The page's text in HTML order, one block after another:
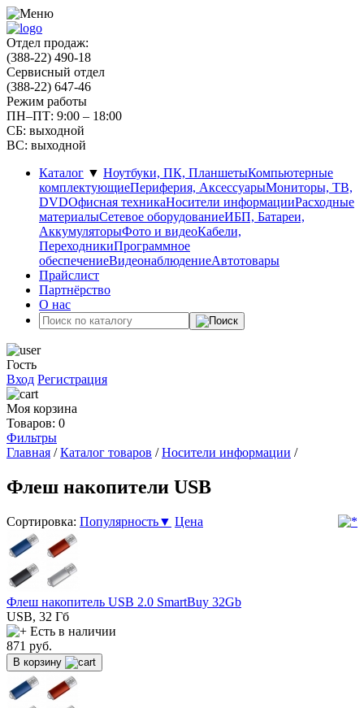
Отдел продаж:
(388-22) 490-18
Сервисный отдел
(388-22) 647-46
Режим работы
ПН–ПТ: 9:00 – 18:00
СБ: выходной
ВС: выходной
Каталог ▼ Ноутбуки, ПК, ПланшетыКомпьютерные
комплектующиеПериферия, АксессуарыМониторы, ТВ,
DVDОфисная техникаНосители информацииРасходные
материалыСетевое оборудованиеИБП, Батареи,
АккумуляторыФото и видеоКабели,
ПереходникиПрограммное
обеспечениеВидеонаблюдениеАвтотовары
Прайслист
Партнёрство
О нас
Гость
Вход Регистрация
Моя корзина
Товаров: 0
Фильтры
Главная /Каталог товаров /Носители информации /
Флеш накопители USB
Сортировка: Популярность▼ Цена
Флеш накопитель USB 2.0 SmartBuy 32Gb
USB, 32 Гб
Есть в наличии
871 руб.
В корзину